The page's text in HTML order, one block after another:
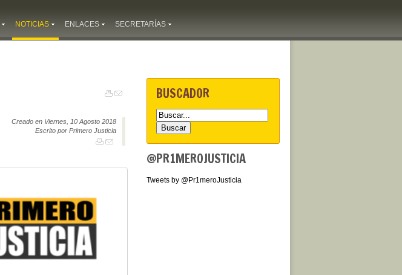
NOTICIAS ENLACES SECRETARÍAS
Creado en Viernes, 10 Agosto 2018
Escrito por Primero Justicia
BUSCADOR
@PR1MEROJUSTICIA
Tweets by @Pr1meroJusticia